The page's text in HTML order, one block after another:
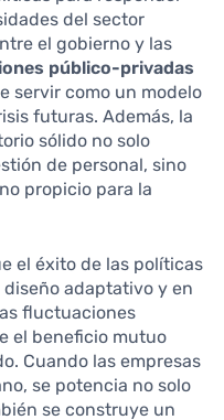
del sector
el gobierno y las
público-privadas
servir como un modelo
futuras. Además, la
sólido no solo
de personal, sino
propicio para la
el éxito de las políticas
adaptativo y en
fluctuaciones
el beneficio mutuo
Cuando las empresas
se potencia no solo
se construye un